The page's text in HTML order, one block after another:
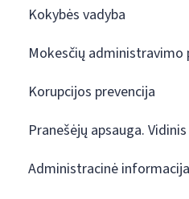
Kokybės vadyba
Mokesčių administravimo
Korupcijos prevencija
Pranešėjų apsauga.
Administracinė informacija